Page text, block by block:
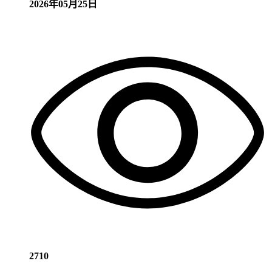
2026年05月25日
2710